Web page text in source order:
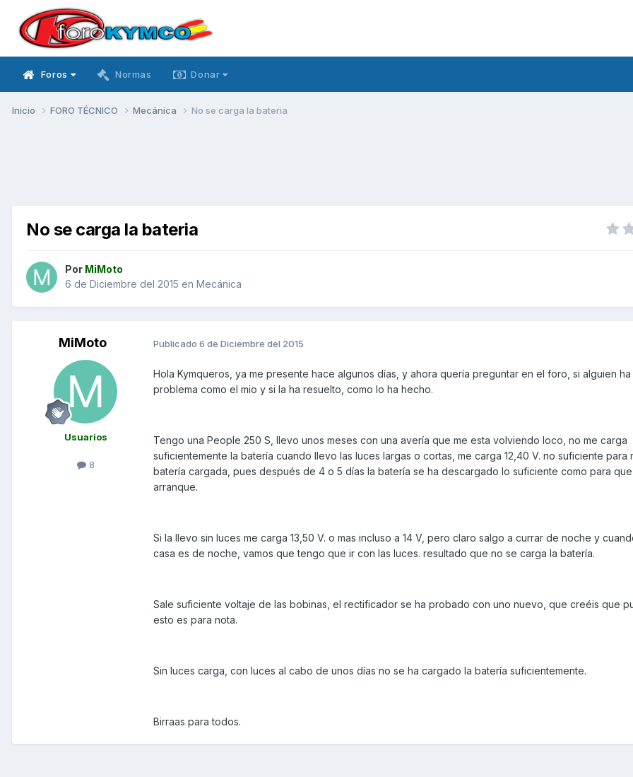
Foros Normas Donar
Inicio FORO TÉCNICO Mecánica No se carga la bateria
No se carga la bateria
Por MiMoto
6 de Diciembre del 2015 en Mecánica
MiMoto
Usuarios
8
Publicado 6 de Diciembre del 2015
Hola Kymqueros, ya me presente hace algunos días, y ahora quería preguntar en el foro, si alguien
problema como el mio y si la ha resuelto, como lo ha hecho.
Tengo una People 250 S, llevo unos meses con una avería que me esta volviendo loco, no me carga
suficientemente la batería cuando llevo las luces largas o cortas, me carga 12,40 V. no suficiente para
batería cargada, pues después de 4 o 5 días la batería se ha descargado lo suficiente como para
arranque.
Si la llevo sin luces me carga 13,50 V. o mas incluso a 14 V, pero claro salgo a currar de noche y
casa es de noche, vamos que tengo que ir con las luces. resultado que no se carga la batería.
Sale suficiente voltaje de las bobinas, el rectificador se ha probado con uno nuevo, que creéis que
esto es para nota.
Sin luces carga, con luces al cabo de unos días no se ha cargado la batería suficientemente.
Birraas para todos.